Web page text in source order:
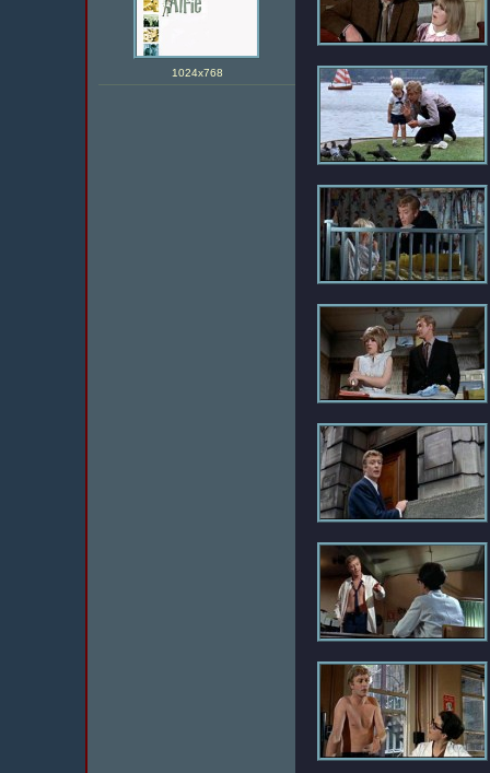
1024х768